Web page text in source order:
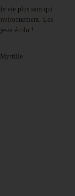
vie plus sain qui
Les
écolo !